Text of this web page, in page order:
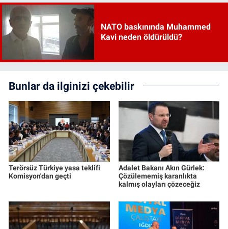
NATO baskınında Muhammed
Kavi neden öldürüldü?
Bunlar da ilginizi çekebilir
Terörsüz Türkiye yasa teklifi
Komisyon'dan geçti
Adalet Bakanı Akın Gürlek:
Çözülememiş karanlıkta
kalmış olayları çözeceğiz